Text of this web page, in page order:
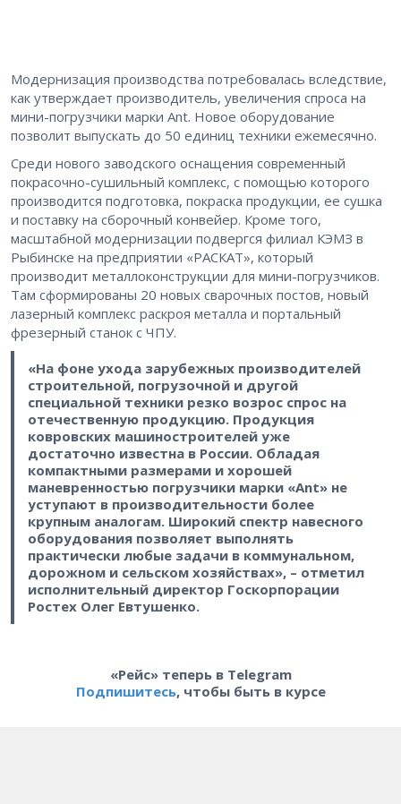
Модернизация производства потребовалась вследствие,
как утверждает производитель, увеличения спроса на
мини-погрузчики марки Ant. Новое оборудование
позволит выпускать до 50 единиц техники ежемесячно.
Среди нового заводского оснащения современный
покрасочно-сушильный комплекс, с помощью которого
производится подготовка, покраска продукции, ее сушка
и поставку на сборочный конвейер. Кроме того,
масштабной модернизации подвергся филиал КЭМЗ в
Рыбинске на предприятии «РАСКАТ», который
производит металлоконструкции для мини-погрузчиков.
Там сформированы 20 новых сварочных постов, новый
лазерный комплекс раскроя металла и портальный
фрезерный станок с ЧПУ.
«На фоне ухода зарубежных производителей
строительной, погрузочной и другой
специальной техники резко возрос спрос на
отечественную продукцию. Продукция
ковровских машиностроителей уже
достаточно известна в России. Обладая
компактными размерами и хорошей
маневренностью погрузчики марки «Ant» не
уступают в производительности более
крупным аналогам. Широкий спектр навесного
оборудования позволяет выполнять
практически любые задачи в коммунальном,
дорожном и сельском хозяйствах», – отметил
исполнительный директор Госкорпорации
Ростех Олег Евтушенко.
«Рейс» теперь в Telegram
Подпишитесь, чтобы быть в курсе